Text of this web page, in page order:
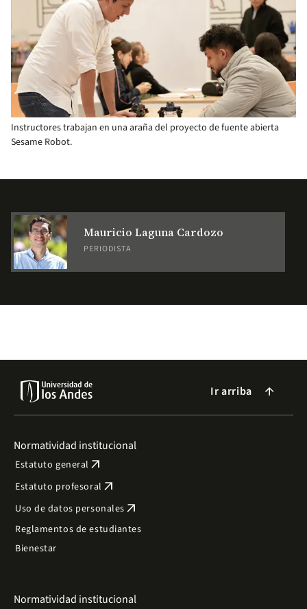
Instructores trabajan en una araña del proyecto de fuente abierta
Sesame Robot.
Mauricio Laguna Cardozo
PERIODISTA
Ir arriba arrow_forward
Normatividad institucional
Estatuto general arrow_outward
Estatuto profesoral arrow_outward
Uso de datos personales arrow_outward
Reglamentos de estudiantes
Bienestar
Normatividad institucional